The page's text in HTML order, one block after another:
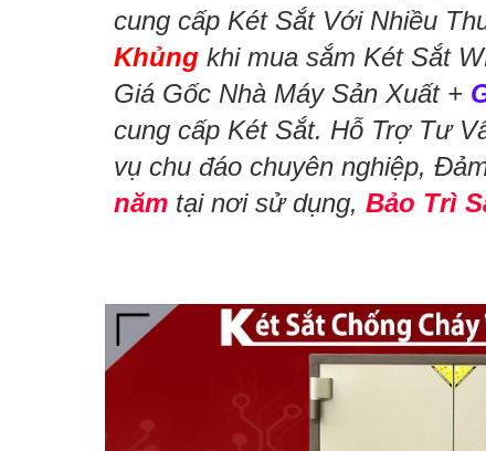
cung cấp Két Sắt Với Nhiều
Khủngkhi mua sắm Két Sắt
Giá Gốc Nhà Máy Sản Xuất +
cung cấp Két Sắt. Hỗ Trợ Tư
vụ chu đáo chuyên nghiệp,
nămtại nơi sử dụng, Bảo Trì